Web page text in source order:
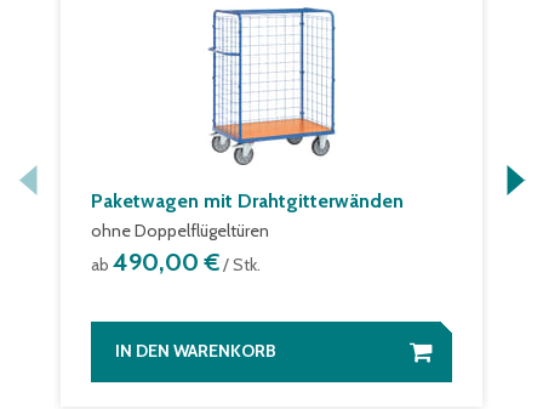
Paketwagen mit Drahtgitterwänden
ohne Doppelflügeltüren
ab 490,00 €/ Stk.
IN DEN WARENKORB